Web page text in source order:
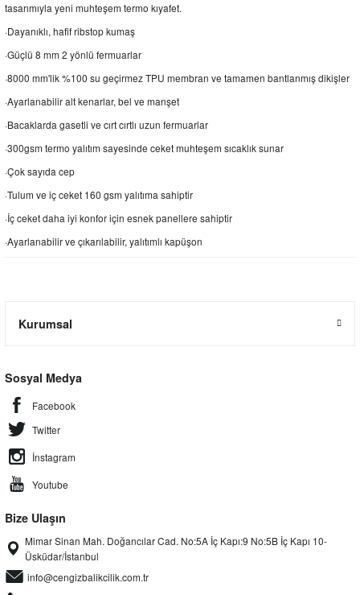
tasarımıyla yeni muhteşem termo kıyafet.
·Dayanıklı, hafif ribstop kumaş
·Güçlü 8 mm 2 yönlü fermuarlar
·8000 mm'lik %100 su geçirmez TPU membran ve tamamen bantlanmış dikişler
·Ayarlanabilir alt kenarlar, bel ve manşet
·Bacaklarda gasetli ve cırt cırtlı uzun fermuarlar
·300gsm termo yalıtım sayesinde ceket muhteşem sıcaklık sunar
·Çok sayıda cep
·Tulum ve iç ceket 160 gsm yalıtıma sahiptir
·İç ceket daha iyi konfor için esnek panellere sahiptir
·Ayarlanabilir ve çıkarılabilir, yalıtımlı kapüşon
Kurumsal
Sosyal Medya
Facebook
Twitter
İnstagram
Youtube
Bize Ulaşın
Mimar Sinan Mah. Doğancılar Cad. No:5A İç Kapı:9 No:5B İç Kapı 10-
Üsküdar/İstanbul
info@cengizbalikcilik.com.tr